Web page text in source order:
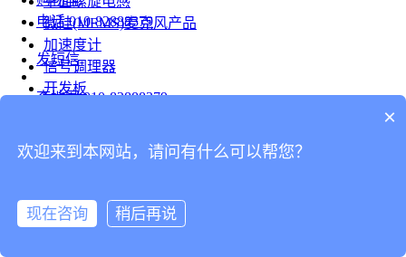
微硅(MEMS)麦克风产品
加速度计
信号调理器
开发板
台式仪表
连接器
电话 010-82888379
发短信
查地图 010-82888379
分享
×
欢迎来到本网站，请问有什么可以帮您？
现在咨询 稍后再说